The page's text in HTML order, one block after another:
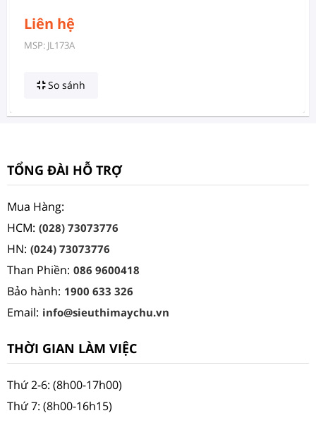
Liên hệ
MSP: JL173A
So sánh
TỔNG ĐÀI HỖ TRỢ
Mua Hàng:
HCM: (028) 73073776
HN: (024) 73073776
Than Phiền: 086 9600418
Bảo hành: 1900 633 326
Email: info@sieuthimaychu.vn
THỜI GIAN LÀM VIỆC
Thứ 2-6: (8h00-17h00)
Thứ 7: (8h00-16h15)